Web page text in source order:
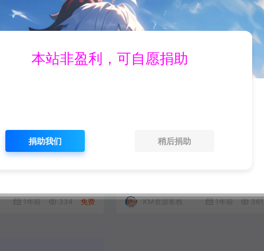
教程【64 32位】
1年前 334 免费
VMware 12 安装教程【64 32位】
KM资源客栈 1年前 361
本站非盈利，可自愿捐助
捐助我们 稍后捐助